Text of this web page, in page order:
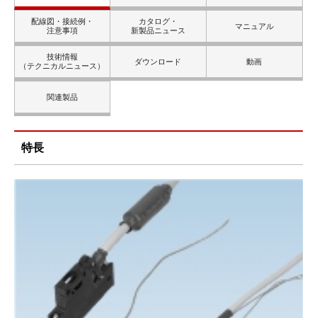
配線図・接続例・
注意事項
カタログ・
新製品ニュース
マニュアル
技術情報
（テクニカルニュース）
ダウンロード 動画
関連製品
特長